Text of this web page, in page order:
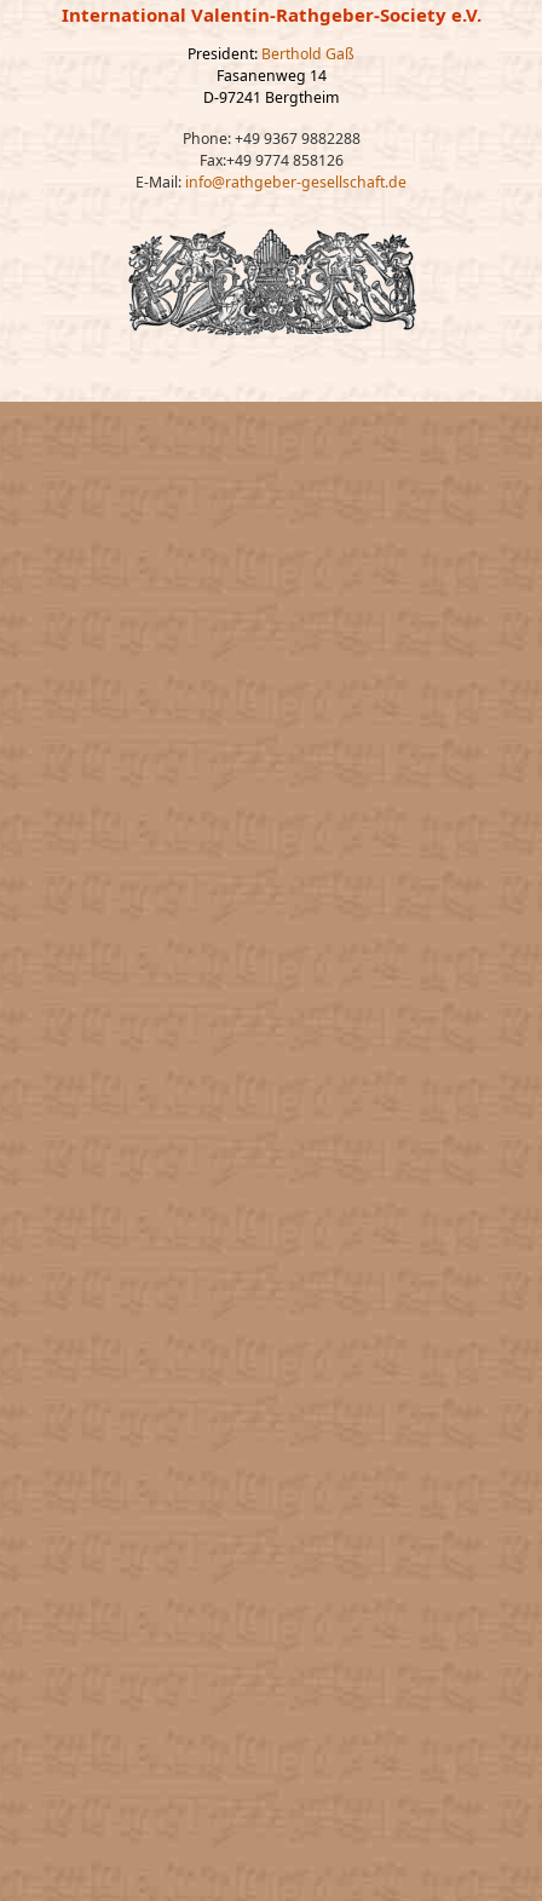
International Valentin-Rathgeber-Society e.V.
President: Berthold Gaß
Fasanenweg 14
D-97241 Bergtheim
Phone: +49 9367 9882288
Fax:+49 9774 858126
E-Mail: info@rathgeber-gesellschaft.de